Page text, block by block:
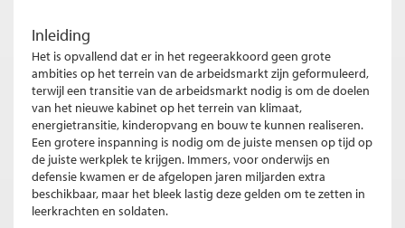
Inleiding
Het is opvallend dat er in het regeerakkoord geen grote
ambities op het terrein van de arbeidsmarkt zijn geformuleerd,
terwijl een transitie van de arbeidsmarkt nodig is om de doelen
van het nieuwe kabinet op het terrein van klimaat,
energietransitie, kinderopvang en bouw te kunnen realiseren.
Een grotere inspanning is nodig om de juiste mensen op tijd op
de juiste werkplek te krijgen. Immers, voor onderwijs en
defensie kwamen er de afgelopen jaren miljarden extra
beschikbaar, maar het bleek lastig deze gelden om te zetten in
leerkrachten en soldaten.